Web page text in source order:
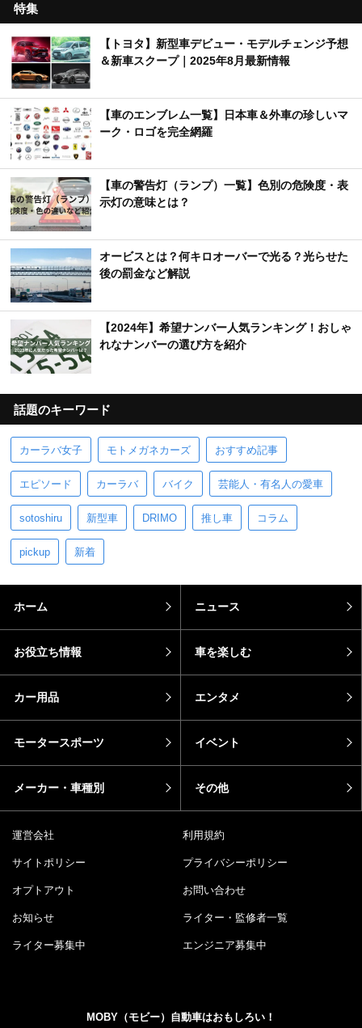
特集
【トヨタ】新型車デビュー・モデルチェンジ予想
＆新車スクープ｜2025年8月最新情報
【車のエンブレム一覧】日本車＆外車の珍しいマ
ーク・ロゴを完全網羅
【車の警告灯（ランプ）一覧】色別の危険度・表
示灯の意味とは？
オービスとは？何キロオーバーで光る？光らせた
後の罰金など解説
【2024年】希望ナンバー人気ランキング！おしゃ
れなナンバーの選び方を紹介
話題のキーワード
カーラバ女子 モトメガネカーズ おすすめ記事
エピソード カーラバ バイク 芸能人・有名人の愛車
sotoshiru 新型車 DRIMO 推し車 コラム
pickup 新着
ホーム ニュース
お役立ち情報 車を楽しむ
カー用品 エンタメ
モータースポーツ イベント
メーカー・車種別 その他
運営会社 利用規約
サイトポリシー プライバシーポリシー
オプトアウト お問い合わせ
お知らせ ライター・監修者一覧
ライター募集中 エンジニア募集中
MOBY（モビー）自動車はおもしろい！